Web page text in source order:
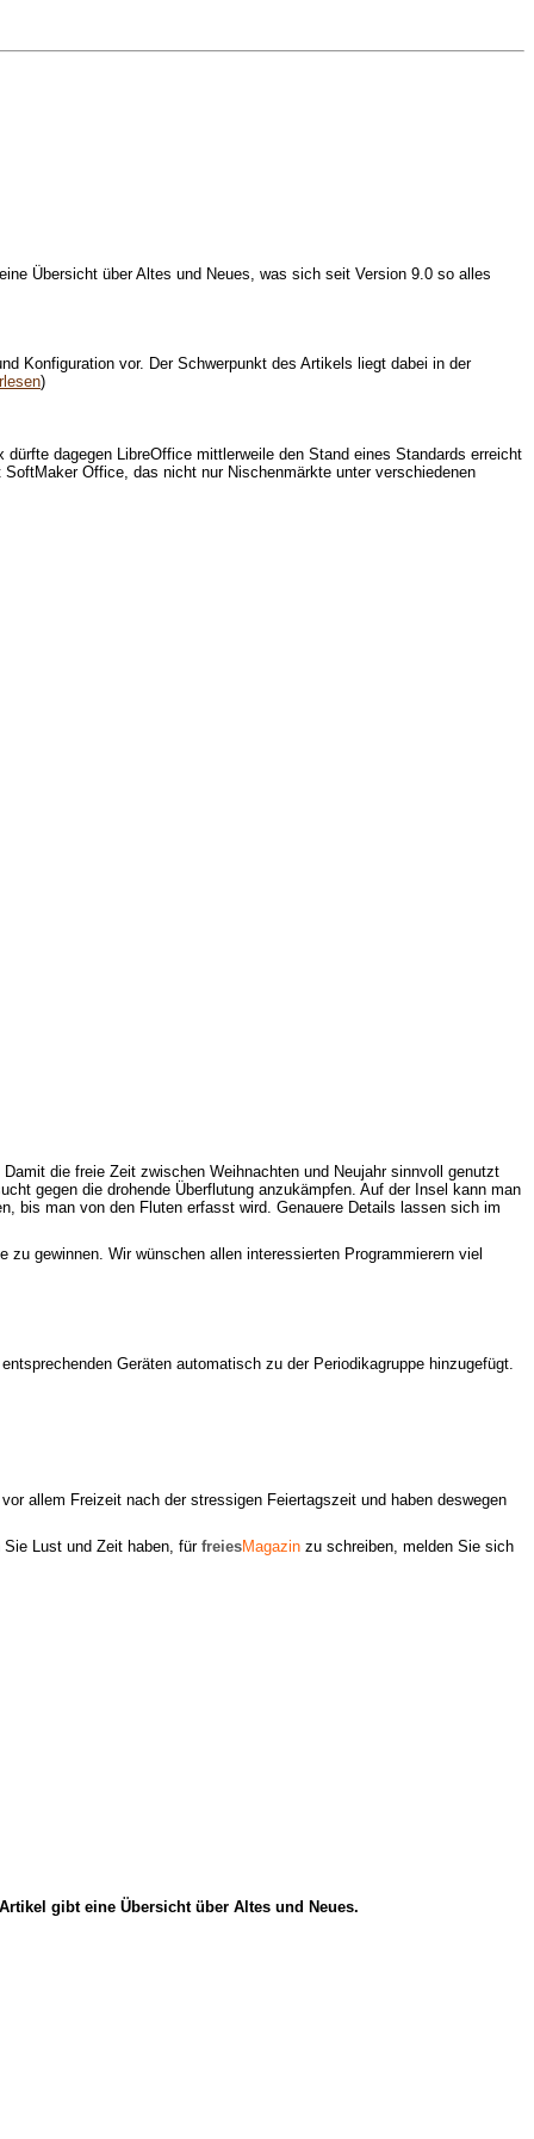
Übersicht über Altes und Neues, was sich seit Version 9.0 so alles
Konfiguration vor. Der Schwerpunkt des Artikels liegt dabei in der
)
dagegen LibreOffice mittlerweile den Stand eines Standards erreicht
Office, das nicht nur Nischenmärkte unter verschiedenen
. Damit die freie Zeit zwischen Weihnachten und Neujahr sinnvoll genutzt
gegen die drohende Überflutung anzukämpfen. Auf der Insel kann man
bis man von den Fluten erfasst wird. Genauere Details lassen sich im
gewinnen. Wir wünschen allen interessierten Programmierern viel
Geräten automatisch zu der Periodikagruppe hinzugefügt.
allem Freizeit nach der stressigen Feiertagszeit und haben deswegen
Lust und Zeit haben, für freiesMagazin zu schreiben, melden Sie sich
gibt eine Übersicht über Altes und Neues.